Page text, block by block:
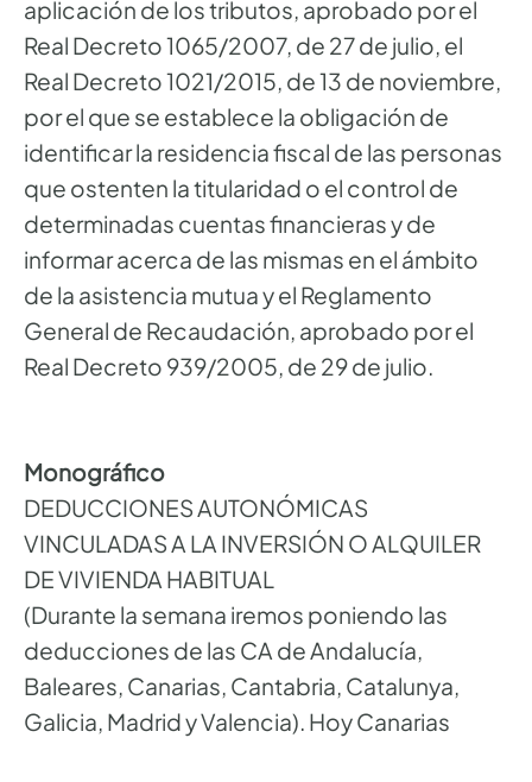
aplicación de los tributos, aprobado por el
Real Decreto 1065/2007, de 27 de julio, el
Real Decreto 1021/2015, de 13 de noviembre,
por el que se establece la obligación de
identificar la residencia fiscal de las personas
que ostenten la titularidad o el control de
determinadas cuentas financieras y de
informar acerca de las mismas en el ámbito
de la asistencia mutua y el Reglamento
General de Recaudación, aprobado por el
Real Decreto 939/2005, de 29 de julio.
Monográfico
DEDUCCIONES AUTONÓMICAS
VINCULADAS A LA INVERSIÓN O ALQUILER
DE VIVIENDA HABITUAL
(Durante la semana iremos poniendo las
deducciones de las CA de Andalucía,
Baleares, Canarias, Cantabria, Catalunya,
Galicia, Madrid y Valencia). Hoy Canarias